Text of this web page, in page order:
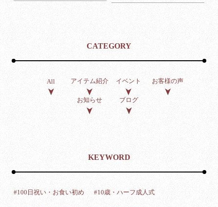
CATEGORY
All アイテム紹介 イベント お客様の声
お知らせ ブログ
KEYWORD
#100日祝い・お食い初め #10歳・ハーフ成人式